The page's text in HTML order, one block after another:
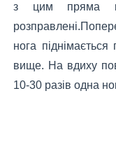
з цим пряма
нога
вище. На вдиху
10-30 разів одна